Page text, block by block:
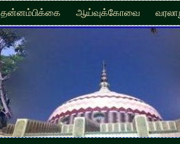
தன்னம்பிக்கை ஆய்வுக்கோவை